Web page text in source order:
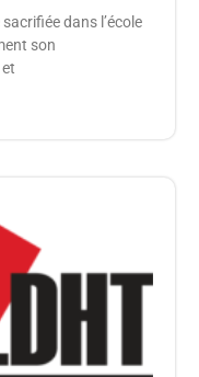
dans l’école
son